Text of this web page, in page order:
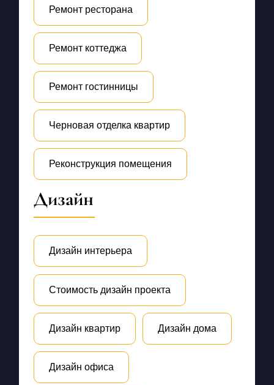
Ремонт ресторана
Ремонт коттеджа
Ремонт гостинницы
Черновая отделка квартир
Реконструкция помещения
Дизайн
Дизайн интерьера
Стоимость дизайн проекта
Дизайн квартир Дизайн дома
Дизайн офиса